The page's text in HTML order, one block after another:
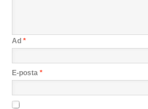
Ad *
E-posta *